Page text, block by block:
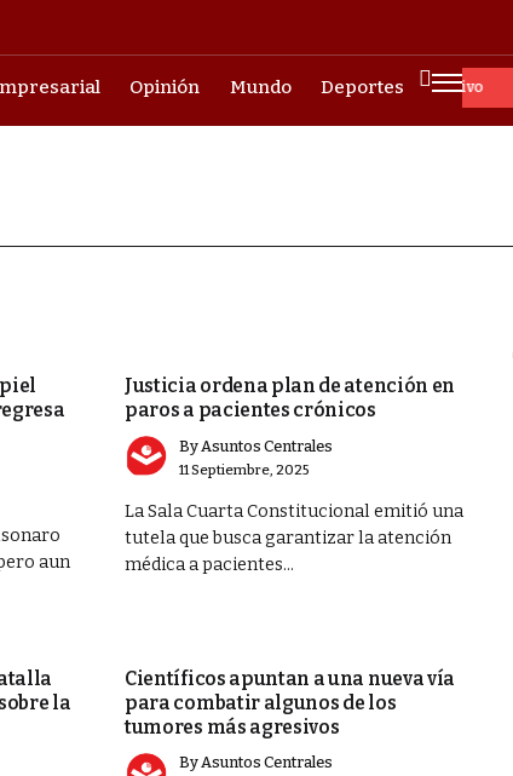
Opinión Mundo DeportesEn Vivo
aun
Justicia ordena plan de atención en
paros a pacientes crónicos
By Asuntos Centrales
11 Septiembre, 2025
La Sala Cuarta Constitucional emitió una
tutela que busca garantizar la atención
médica a pacientes...
la
Científicos apuntan a una nueva vía
para combatir algunos de los
tumores más agresivos
ByAsuntos Centrales